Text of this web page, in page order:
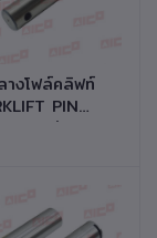
ใส่ตะกร้า
างโฟล์คลิฟท์
PIN
รุ่น